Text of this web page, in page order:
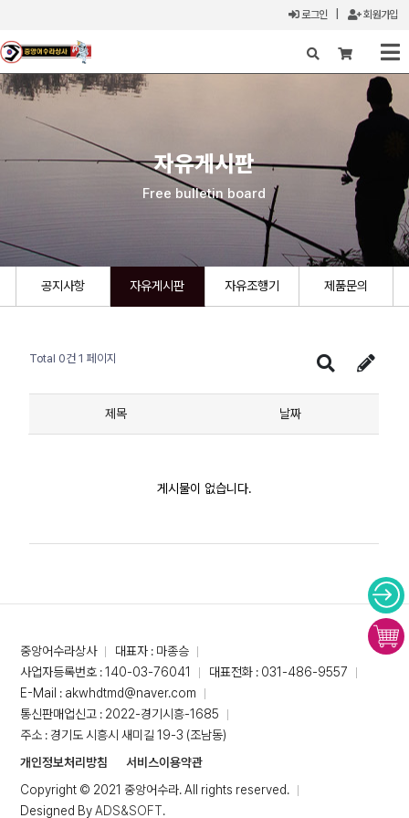
로그인 회원가입
X
자유게시판
Free bulletin board
공지사항 자유게시판 자유조행기 제품문의
Total 0건 1 페이지
제목 날짜
게시물이 없습니다.
중앙어수라상사
대표자 : 마종승
사업자등록번호 : 140-03-76041
대표전화 : 031-486-9557
E-Mail : akwhdtmd@naver.com
통신판매업신고 : 2022-경기시흥-1685
주소 : 경기도 시흥시 새미길 19-3 (조남동)
개인정보처리방침
서비스이용약관
Copyright © 2021 중앙어수라. All rights reserved.
Designed ByADS&SOFT.